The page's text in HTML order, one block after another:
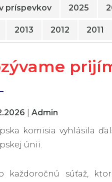
príspevkov 2025
2013 2012 2011
Admin
komisia vyhlásila
únii.
každoročnú súťaž,